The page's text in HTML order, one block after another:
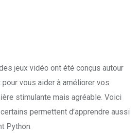
jeux vidéo ont été conçus autour
vous aider à améliorer vos
stimulante mais agréable. Voici
permettent d’apprendre aussi
Python.